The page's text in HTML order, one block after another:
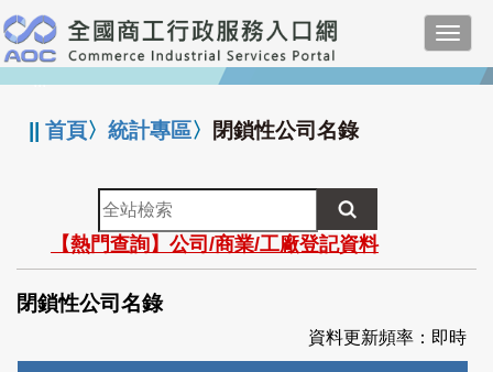
跳
到
主
要
:::
||首頁〉統計專區〉 閉鎖性公司名錄
全
站
檢
索
【熱門查詢】公司/商業/工廠登記資料
閉鎖性公司名錄
資料更新頻率：即時